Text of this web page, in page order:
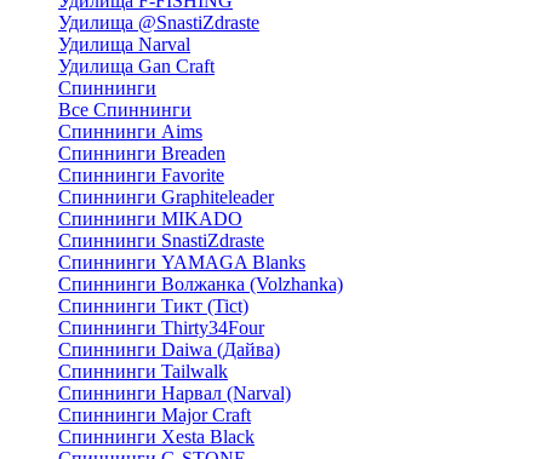
Удилища @SnastiZdraste
Удилища Narval
Удилища Gan Craft
Спиннинги
Все Спиннинги
Спиннинги Aims
Спиннинги Breaden
Спиннинги Favorite
Спиннинги Graphiteleader
Спиннинги MIKADO
Спиннинги SnastiZdraste
Спиннинги YAMAGA Blanks
Спиннинги Волжанка (Volzhanka)
Спиннинги Тикт (Tict)
Спиннинги Thirty34Four
Спиннинги Daiwa (Дайва)
Спиннинги Tailwalk
Спиннинги Нарвал (Narval)
Спиннинги Major Craft
Спиннинги Xesta Black